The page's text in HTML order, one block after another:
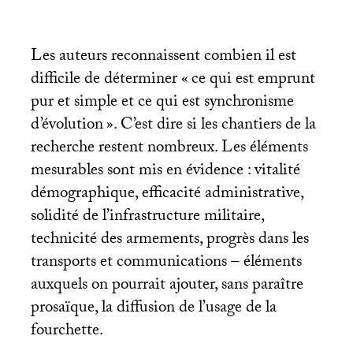
Les auteurs reconnaissent combien il est
difficile de déterminer «ce qui est emprunt
pur et simple et ce qui est synchronisme
d’évolution». C’est dire si les chantiers de la
recherche restent nombreux. Les éléments
mesurables sont mis en évidence : vitalité
démographique, efficacité administrative,
solidité de l’infrastructure militaire,
technicité des armements, progrès dans les
transports et communications – éléments
auxquels on pourrait ajouter, sans paraître
prosaïque, la diffusion de l’usage de la
fourchette.